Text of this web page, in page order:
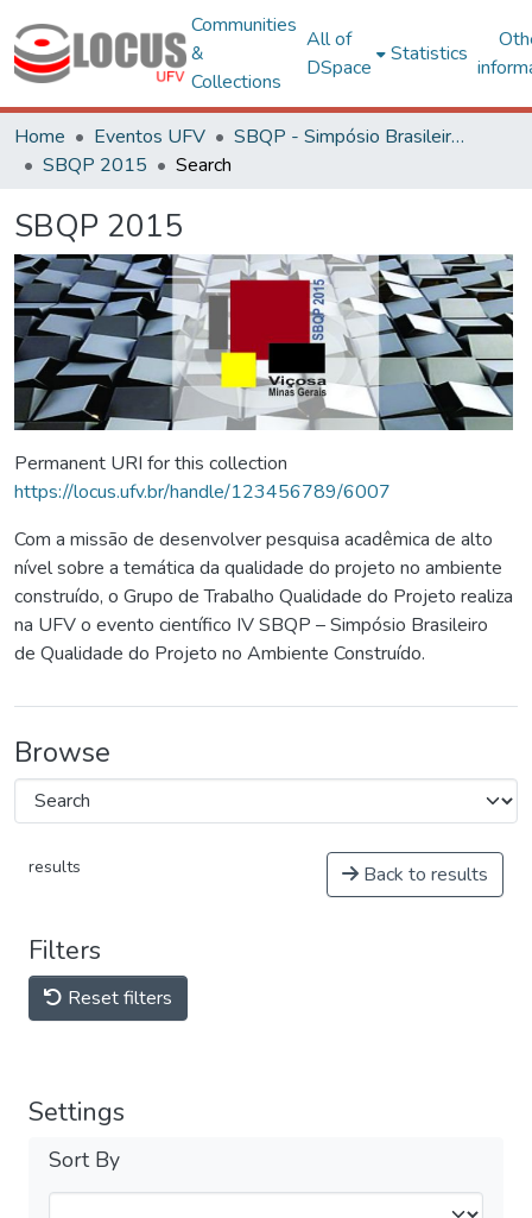
Communities
&
Collections
All of
DSpace
Statistics
Home Eventos UFV
SBQP - Simpósio Brasileiro de Qualidade do Projeto no Ambiente Construído
SBQP 2015
Search
SBQP 2015
Permanent URI for this collection
https://locus.ufv.br/handle/123456789/6007
Com a missão de desenvolver pesquisa acadêmica de alto
nível sobre a temática da qualidade do projeto no ambiente
construído, o Grupo de Trabalho Qualidade do Projeto realiza
na UFV o evento científico IV SBQP – Simpósio Brasileiro
de Qualidade do Projeto no Ambiente Construído.
Browse
results Back to results
Filters
Reset filters
Settings
Sort By